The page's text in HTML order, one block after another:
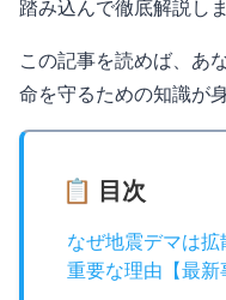
踏み込んで徹底解説しま
この記事を読めば、あ
命を守るための知識が
📋 目次
なぜ地震デマは
重要な理由【最新